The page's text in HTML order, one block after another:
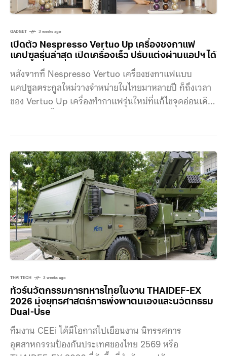
GADGET 3 weeks ago
เปิดตัว Nespresso Vertuo Up เครื่องชงกาแฟ
แคปซูลรุ่นล่าสุด เปิดเครื่องเร็ว ปรับแต่งผ่านแอปฯ ได้
หลังจากที่ Nespresso Vertuo เครื่องชงกาแฟแบบ
แคปซูลตระกูลใหม่วางจำหน่ายในไทยมาหลายปี ก็ถึงเวลา
ของ Vertuo Up เครื่องทำกาแฟรุ่นใหม่ที่แก้ไขจุดอ่อนเดิม
เมธวิน โอภาสเอี่ยมขจร ในฐานะ Friends of Nespresso
ในงาน Nespresso Vertuo World ที่ ศูนย์การค้าสยามพา
รากอน
THAI TECH 3 weeks ago
ทัวร์นวัตกรรมการทหารไทยในงาน THAIDEF-EX
2026 มุ่งยุทธศาสตร์การพึ่งพาตนเองและนวัตกรรม
Dual-Use
ทีมงาน CEEi ได้มีโอกาสไปเยือนงาน นิทรรศการ
อุตสาหกรรมป้องกันประเทศของไทย 2569 หรือ